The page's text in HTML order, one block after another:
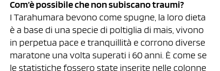
Com’è possibile che non subiscano traumi?
I Tarahumara bevono come spugne, la loro dieta
è a base di una specie di poltiglia di mais, vivono
in perpetua pace e tranquillità e corrono diverse
maratone una volta superati i 60 anni. È come se
le statistiche fossero state inserite nelle colonne